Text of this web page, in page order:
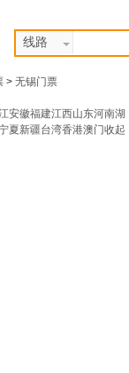
线路
> 无锡门票
安徽福建江西山东河南湖
夏新疆台湾香港澳门收起